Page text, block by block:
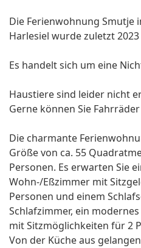
Die Ferienwohnung Smutje
Harlesiel wurde zuletzt
Es handelt sich um eine
Haustiere sind leider nicht
Gerne können Sie
Die charmante
Größe von ca. 55
Personen. Es erwarten Sie
Wohn-/Eßzimmer mit
Personen und einem
Schlafzimmer, ein
mit Sitzmöglichkeiten für 2
Von der Küche aus